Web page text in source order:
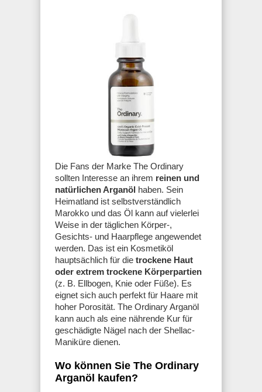
Die Fans der Marke The Ordinary
sollten Interesse an ihrem reinen und
natürlichen Arganöl haben. Sein
Heimatland ist selbstverständlich
Marokko und das Öl kann auf vielerlei
Weise in der täglichen Körper-,
Gesichts- und Haarpflege angewendet
werden. Das ist ein Kosmetiköl
hauptsächlich für die trockene Haut
oder extrem trockene Körperpartien
(z. B. Ellbogen, Knie oder Füße). Es
eignet sich auch perfekt für Haare mit
hoher Porosität. The Ordinary Arganöl
kann auch als eine nährende Kur für
geschädigte Nägel nach der Shellac-
Maniküre dienen.
Wo können Sie The Ordinary
Arganöl kaufen?